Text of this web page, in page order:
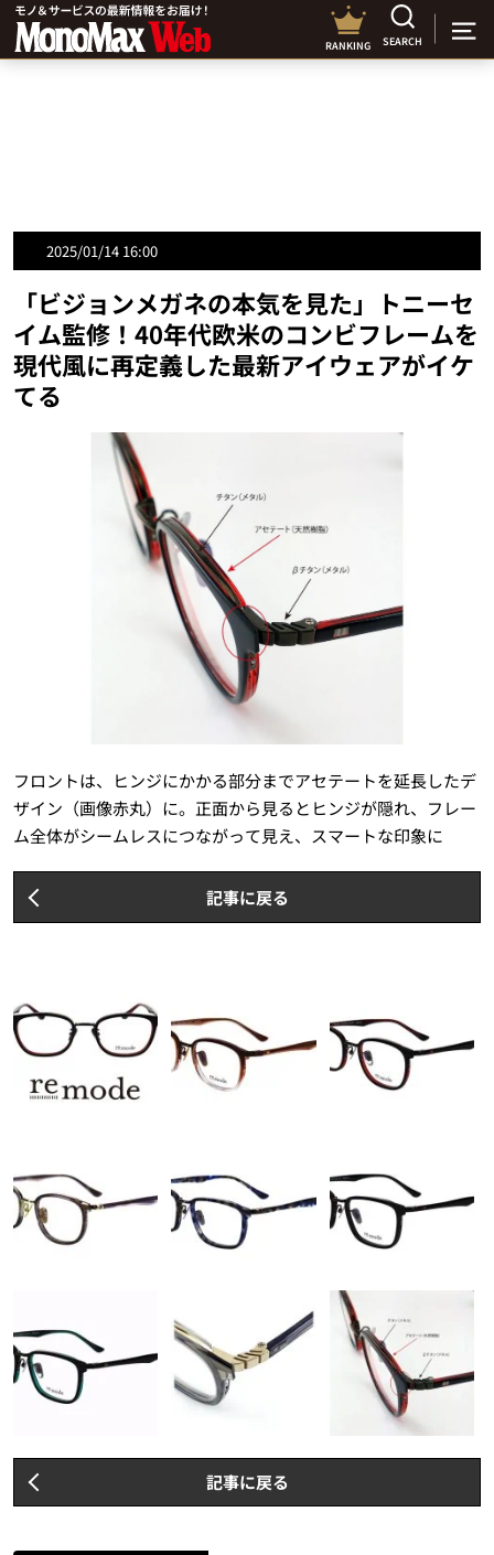
RANKING SEARCH
2025/01/14 16:00
「ビジョンメガネの本気を見た」トニーセ
イム監修！40年代欧米のコンビフレームを
現代風に再定義した最新アイウェアがイケ
てる
フロントは、ヒンジにかかる部分までアセテートを延長したデ
ザイン（画像赤丸）に。正面から見るとヒンジが隠れ、フレー
ム全体がシームレスにつながって見え、スマートな印象に
記事に戻る
記事に戻る